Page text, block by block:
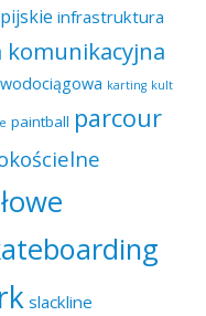
infrastruktura
karting kult
paintball parcour
slackline